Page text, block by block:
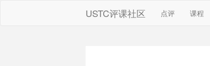
USTC评课社区 点评 课程